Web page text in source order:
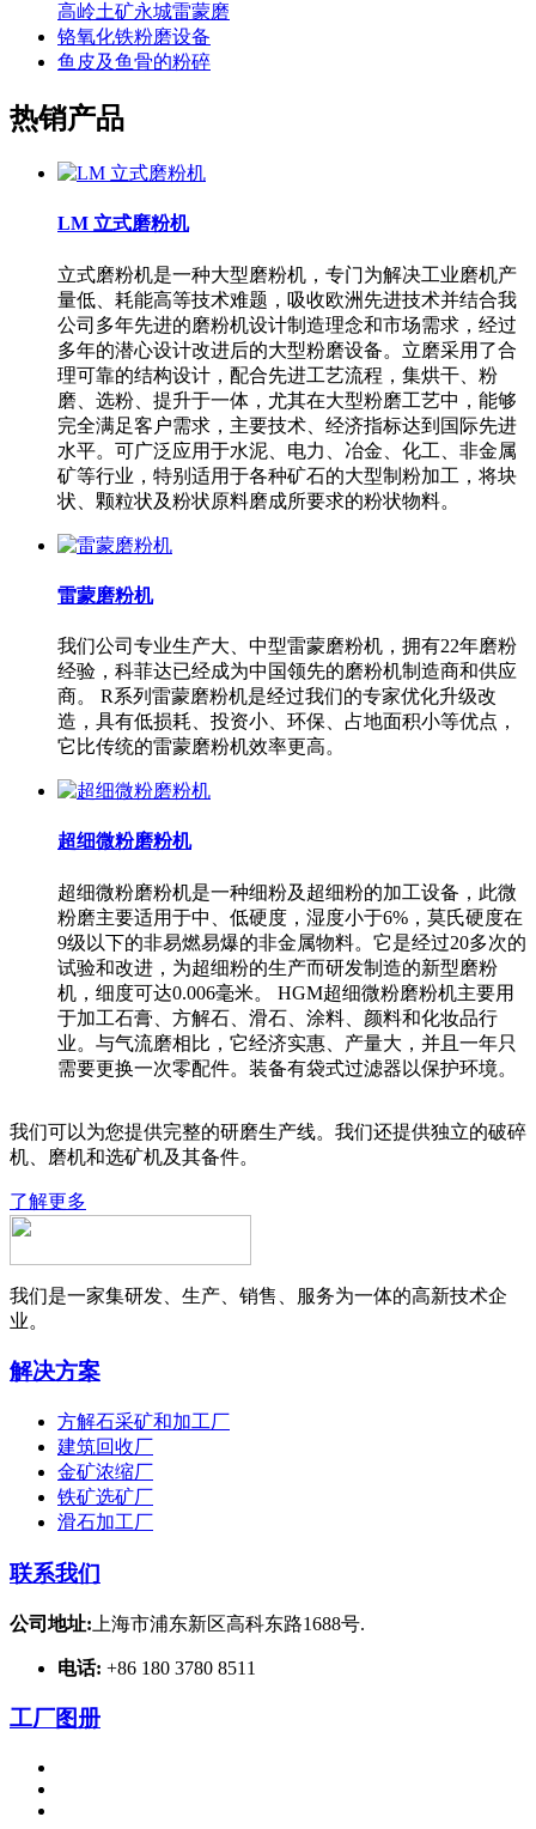
高岭土矿永城雷蒙磨
铬氧化铁粉磨设备
鱼皮及鱼骨的粉碎
热销产品
LM 立式磨粉机
立式磨粉机是一种大型磨粉机，专门为解决工业磨机产
量低、耗能高等技术难题，吸收欧洲先进技术并结合我
公司多年先进的磨粉机设计制造理念和市场需求，经过
多年的潜心设计改进后的大型粉磨设备。立磨采用了合
理可靠的结构设计，配合先进工艺流程，集烘干、粉
磨、选粉、提升于一体，尤其在大型粉磨工艺中，能够
完全满足客户需求，主要技术、经济指标达到国际先进
水平。可广泛应用于水泥、电力、冶金、化工、非金属
矿等行业，特别适用于各种矿石的大型制粉加工，将块
状、颗粒状及粉状原料磨成所要求的粉状物料。
雷蒙磨粉机
我们公司专业生产大、中型雷蒙磨粉机，拥有22年磨粉
经验，科菲达已经成为中国领先的磨粉机制造商和供应
商。 R系列雷蒙磨粉机是经过我们的专家优化升级改
造，具有低损耗、投资小、环保、占地面积小等优点，
它比传统的雷蒙磨粉机效率更高。
超细微粉磨粉机
超细微粉磨粉机是一种细粉及超细粉的加工设备，此微
粉磨主要适用于中、低硬度，湿度小于6%，莫氏硬度在
9级以下的非易燃易爆的非金属物料。它是经过20多次的
试验和改进，为超细粉的生产而研发制造的新型磨粉
机，细度可达0.006毫米。 HGM超细微粉磨粉机主要用
于加工石膏、方解石、滑石、涂料、颜料和化妆品行
业。与气流磨相比，它经济实惠、产量大，并且一年只
需要更换一次零配件。装备有袋式过滤器以保护环境。
我们可以为您提供完整的研磨生产线。我们还提供独立的破碎
机、磨机和选矿机及其备件。
了解更多
我们是一家集研发、生产、销售、服务为一体的高新技术企
业。
解决方案
方解石采矿和加工厂
建筑回收厂
金矿浓缩厂
铁矿选矿厂
滑石加工厂
联系我们
公司地址: 上海市浦东新区高科东路1688号.
电话: +86 180 3780 8511
工厂图册